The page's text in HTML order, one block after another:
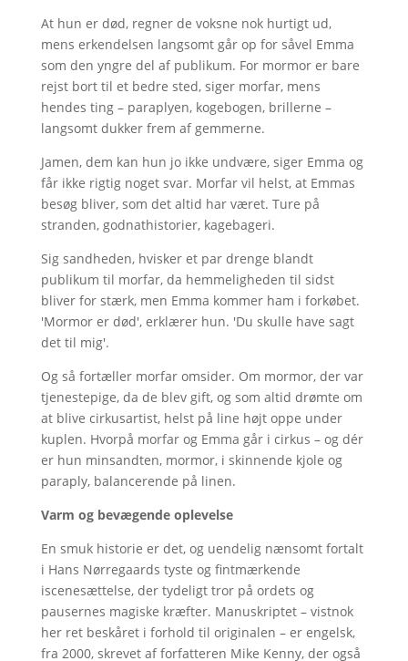
At hun er død, regner de voksne nok hurtigt ud,
mens erkendelsen langsomt går op for såvel Emma
som den yngre del af publikum. For mormor er bare
rejst bort til et bedre sted, siger morfar, mens
hendes ting – paraplyen, kogebogen, brillerne –
langsomt dukker frem af gemmerne.
Jamen, dem kan hun jo ikke undvære, siger Emma og
får ikke rigtig noget svar. Morfar vil helst, at Emmas
besøg bliver, som det altid har været. Ture på
stranden, godnathistorier, kagebageri.
Sig sandheden, hvisker et par drenge blandt
publikum til morfar, da hemmeligheden til sidst
bliver for stærk, men Emma kommer ham i forkøbet.
'Mormor er død', erklærer hun. 'Du skulle have sagt
det til mig'.
Og så fortæller morfar omsider. Om mormor, der var
tjenestepige, da de blev gift, og som altid drømte om
at blive cirkusartist, helst på line højt oppe under
kuplen. Hvorpå morfar og Emma går i cirkus – og dér
er hun minsandten, mormor, i skinnende kjole og
paraply, balancerende på linen.
Varm og bevægende oplevelse
En smuk historie er det, og uendelig nænsomt fortalt
i Hans Nørregaards tyste og fintmærkende
iscenesættelse, der tydeligt tror på ordets og
pausernes magiske kræfter. Manuskriptet – vistnok
her ret beskåret i forhold til originalen – er engelsk,
fra 2000, skrevet af forfatteren Mike Kenny, der også